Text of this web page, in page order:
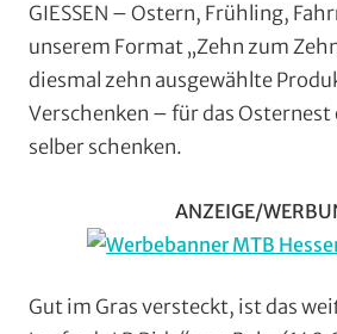
GIESSEN – Ostern, Frühling,
unserem Format „Zehn zum
diesmal zehn ausgewählte
Verschenken – für das Osternest
selber schenken.
ANZEIGE/
Gut im Gras versteckt, ist das